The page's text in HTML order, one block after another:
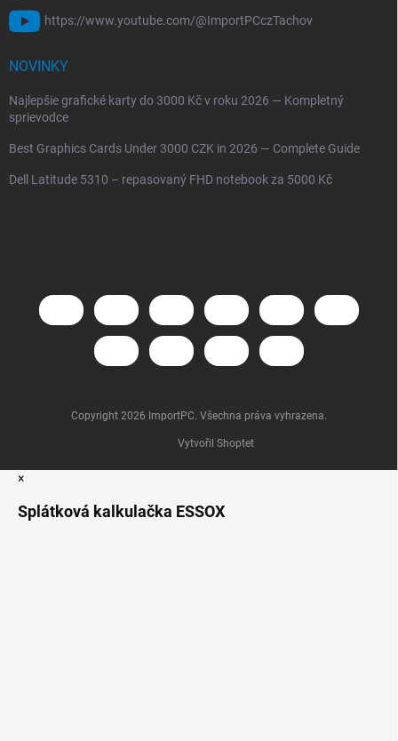
https://www.youtube.com/@ImportPCczTachov
NOVINKY
Najlepšie grafické karty do 3000 Kč v roku 2026 — Kompletný
sprievodce
Best Graphics Cards Under 3000 CZK in 2026 — Complete Guide
Dell Latitude 5310 – repasovaný FHD notebook za 5000 Kč
Vytvořil Shoptet
Copyright 2026 ImportPC. Všechna práva vyhrazena.
×
Splátková kalkulačka ESSOX